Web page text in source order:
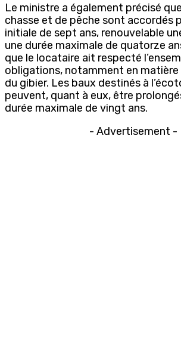
Le ministre a également précisé
chasse et de pêche sont accordés
initiale de sept ans, renouvelable
une durée maximale de quatorze
que le locataire ait respecté
obligations, notamment en
du gibier. Les baux destinés à
peuvent, quant à eux, être
durée maximale de vingt ans.
- Advertisement -